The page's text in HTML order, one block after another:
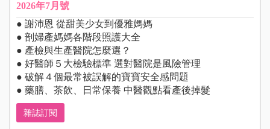
2026年7月號
● 謝沛恩 從甜美少女到優雅媽媽
● 剖婦產媽媽各階段照護大全
● 產檢與生產醫院怎麼選？
● 好醫師５大檢驗標準 選對醫院是風險管理
● 破解４個最常被誤解的寶寶安全感問題
● 藥膳、茶飲、日常保養 中醫觀點看產後掉髮
雜誌訂閱